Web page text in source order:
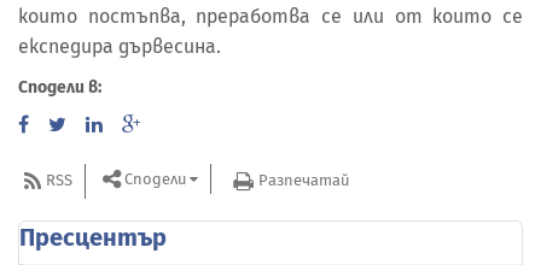
които постъпва, преработва се или от които се
експедира дървесина.
Сподели в:
RSS Сподели Разпечатай
Пресцентър